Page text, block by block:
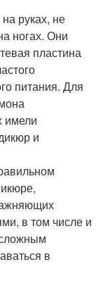
руках, не
ногах. Они
пластина
питания. Для
имели
и
в том числе и
в